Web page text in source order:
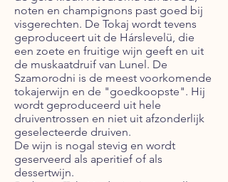
noten en champignons past goed bij
visgerechten. De Tokaj wordt tevens
geproduceert uit de Hárslevelü, die
een zoete en fruitige wijn geeft en uit
de muskaatdruif van Lunel. De
Szamorodni is de meest voorkomende
tokajerwijn en de "goedkoopste". Hij
wordt geproduceerd uit hele
druiventrossen en niet uit afzonderlijk
geselecteerde druiven.
De wijn is nogal stevig en wordt
geserveerd als aperitief of als
dessertwijn.